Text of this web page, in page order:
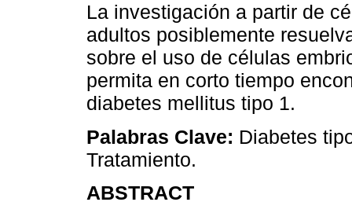
La investigación a partir de
adultos posiblemente
sobre el uso de células
permita en corto tiempo
diabetes mellitus tipo 1.
Palabras Clave: Diabetes
Tratamiento.
ABSTRACT